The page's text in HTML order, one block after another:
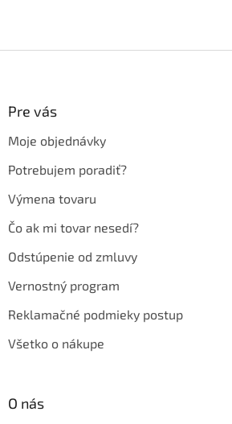
Pre vás
Moje objednávky
Potrebujem poradiť?
Výmena tovaru
Čo ak mi tovar nesedí?
Odstúpenie od zmluvy
Vernostný program
Reklamačné podmieky postup
Všetko o nákupe
O nás